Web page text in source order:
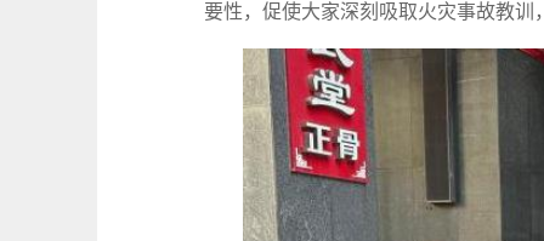
要性，促使大家深刻吸取火灾事故教